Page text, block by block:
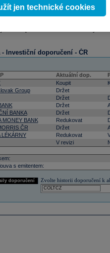
je součástí placeného informačního zdroje
- Investiční doporučení - ČR
Aktuální dop.
Koupit
Group
Držet
Držet
Držet
BANKA
Držet
MONEY BANK
Redukovat
ČR
Držet
LÉKÁRNY
Redukovat
V revizi
s emitentem:
doporučení
Zvolte historii doporučení k
jen technické cookies